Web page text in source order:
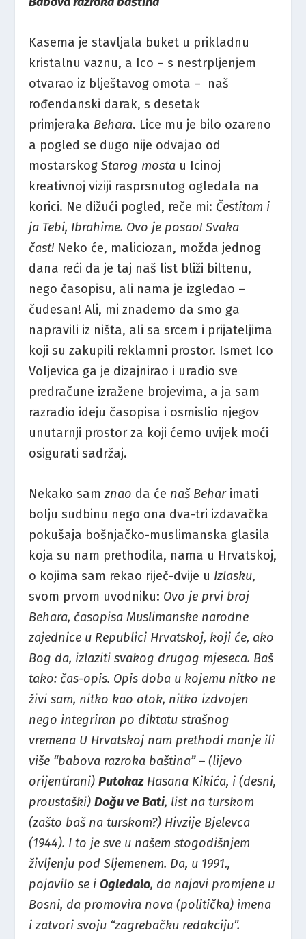
Kasema je stavljala buket u prikladnu
kristalnu vaznu, a Ico – s nestrpljenjem
otvarao iz blještavog omota – naš
rođendanski darak, s desetak
primjeraka Behara. Lice mu je bilo ozareno
a pogled se dugo nije odvajao od
mostarskogStarog mosta u Icinoj
kreativnoj viziji rasprsnutog ogledala na
korici. Ne dižući pogled, reče mi: Čestitam i
ja Tebi, Ibrahime. Ovo je posao! Svaka
čast! Neko će, maliciozan, možda jednog
dana reći da je taj naš list bliži biltenu,
nego časopisu, ali nama je izgledao –
čudesan! Ali, mi znademo da smo ga
napravili iz ništa, ali sa srcem i prijateljima
koji su zakupili reklamni prostor. Ismet Ico
Voljevica ga je dizajnirao i uradio sve
predračune izražene brojevima, a ja sam
razradio ideju časopisa i osmislio njegov
unutarnji prostor za koji ćemo uvijek moći
osigurati sadržaj.
Nekako samznao da će naš Beharimati
bolju sudbinu nego ona dva-tri izdavačka
pokušaja bošnjačko-muslimanska glasila
koja su nam prethodila, nama u Hrvatskoj,
o kojima sam rekao riječ-dvije u Izlasku,
svom prvom uvodniku: Ovo je prvi broj
Behara, časopisa Muslimanske narodne
zajednice u Republici Hrvatskoj, koji će, ako
Bog da, izlaziti svakog drugog mjeseca. Baš
tako: čas-opis. Opis doba u kojemu nitko ne
živi sam, nitko kao otok, nitko izdvojen
nego integriran po diktatu strašnog
vremena U Hrvatskoj nam prethodi manje ili
više “babova razroka baština” – (lijevo
orijentirani)PutokazHasana Kikića, i (desni,
proustaški)Doğu ve Bati, list na turskom
(zašto baš na turskom?) Hivzije Bjelevca
(1944). I to je sve u našem stogodišnjem
življenju pod Sljemenem. Da, u 1991.,
pojavilo se iOgledalo, da najavi promjene u
Bosni, da promovira nova (politička) imena
i zatvori svoju “zagrebačku redakciju”.